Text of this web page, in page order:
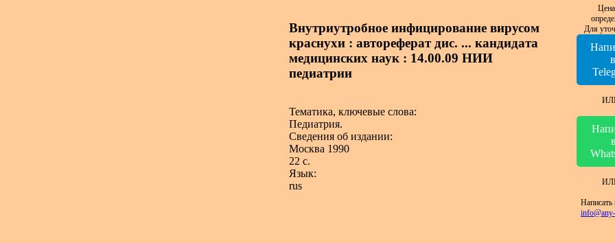
Внутриутробное инфицирование вирусом
краснухи : автореферат дис. ... кандидата
медицинских наук : 14.00.09 НИИ
педиатрии
Тематика, ключевые слова:
Педиатрия.
Сведения об издании:
Москва 1990
22 с.
Язык:
rus
Для
в
в
Написать